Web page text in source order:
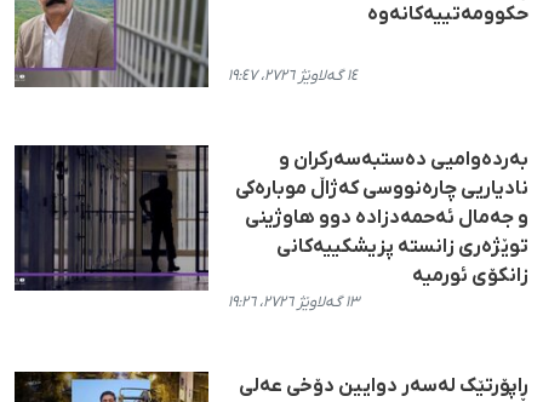
حکوومەتییەکانەوە
١٤ گەلاوێژ ٢٧٢٦، ١٩:٤٧
بەردەوامیی دەستبەسەرکران و
نادیاریی چارەنووسی کەژاڵ موبارەکی
و جەمال ئەحمەدزادە دوو هاوژینی
توێژەری زانستە پزیشکییەکانی
زانکۆی ئورمیه
١٣ گەلاوێژ ٢٧٢٦، ١٩:٢٦
ڕاپۆرتێک لەسەر دوایین دۆخی عەلی